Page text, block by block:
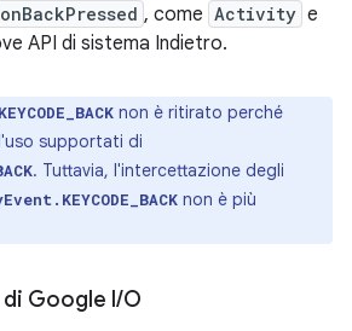
onBackPressed , come Activity e
API di sistema Indietro.
non è ritirato perché
supportati di
. Tuttavia, l'intercettazione degli
non è più
Google I/O